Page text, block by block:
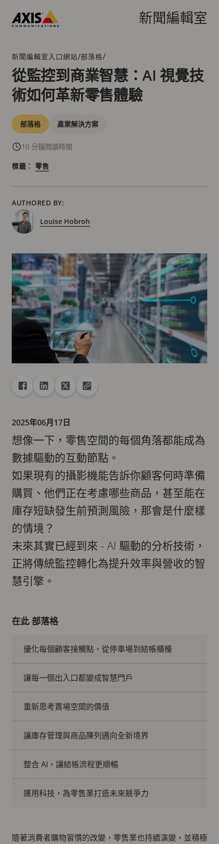
新聞編輯室
階
層
連
結
新聞編輯室入口網站/部落格/
從監控到商業智慧：AI 視覺技
術如何革新零售體驗
分
類
部落格 產業解決方案
10 分鐘閱讀時間
標籤： 零售
AUTHORED BY:
Louise Hobroh
共享分享至 Facebook
分享至 Linkedin
分享至 X複製 url 到剪貼簿
2025年06月17日
想像一下，零售空間的每個角落都能成為
數據驅動的互動節點。
如果現有的攝影機能告訴你顧客何時準備
購買、他們正在考慮哪些商品，甚至能在
庫存短缺發生前預測風險，那會是什麼樣
的情境？
未來其實已經到來 - AI 驅動的分析技術，
正將傳統監控轉化為提升效率與營收的智
慧引擎。
在此 部落格
優化每個顧客接觸點，從停車場到結帳櫃檯
讓每一個出入口都變成智慧門戶
重新思考賣場空間的價值
讓庫存管理與商品陳列邁向全新境界
整合 AI，讓結帳流程更順暢
運用科技，為零售業打造未來競爭力
隨著消費者購物習慣的改變，零售業也持續演變，並積極